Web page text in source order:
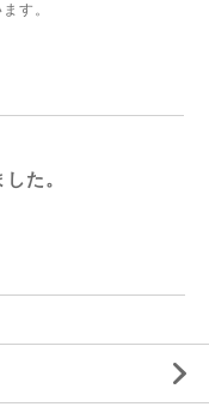
す。
た。